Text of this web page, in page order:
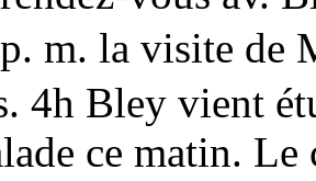
m. la visite de
4h Bley vient
ce matin.